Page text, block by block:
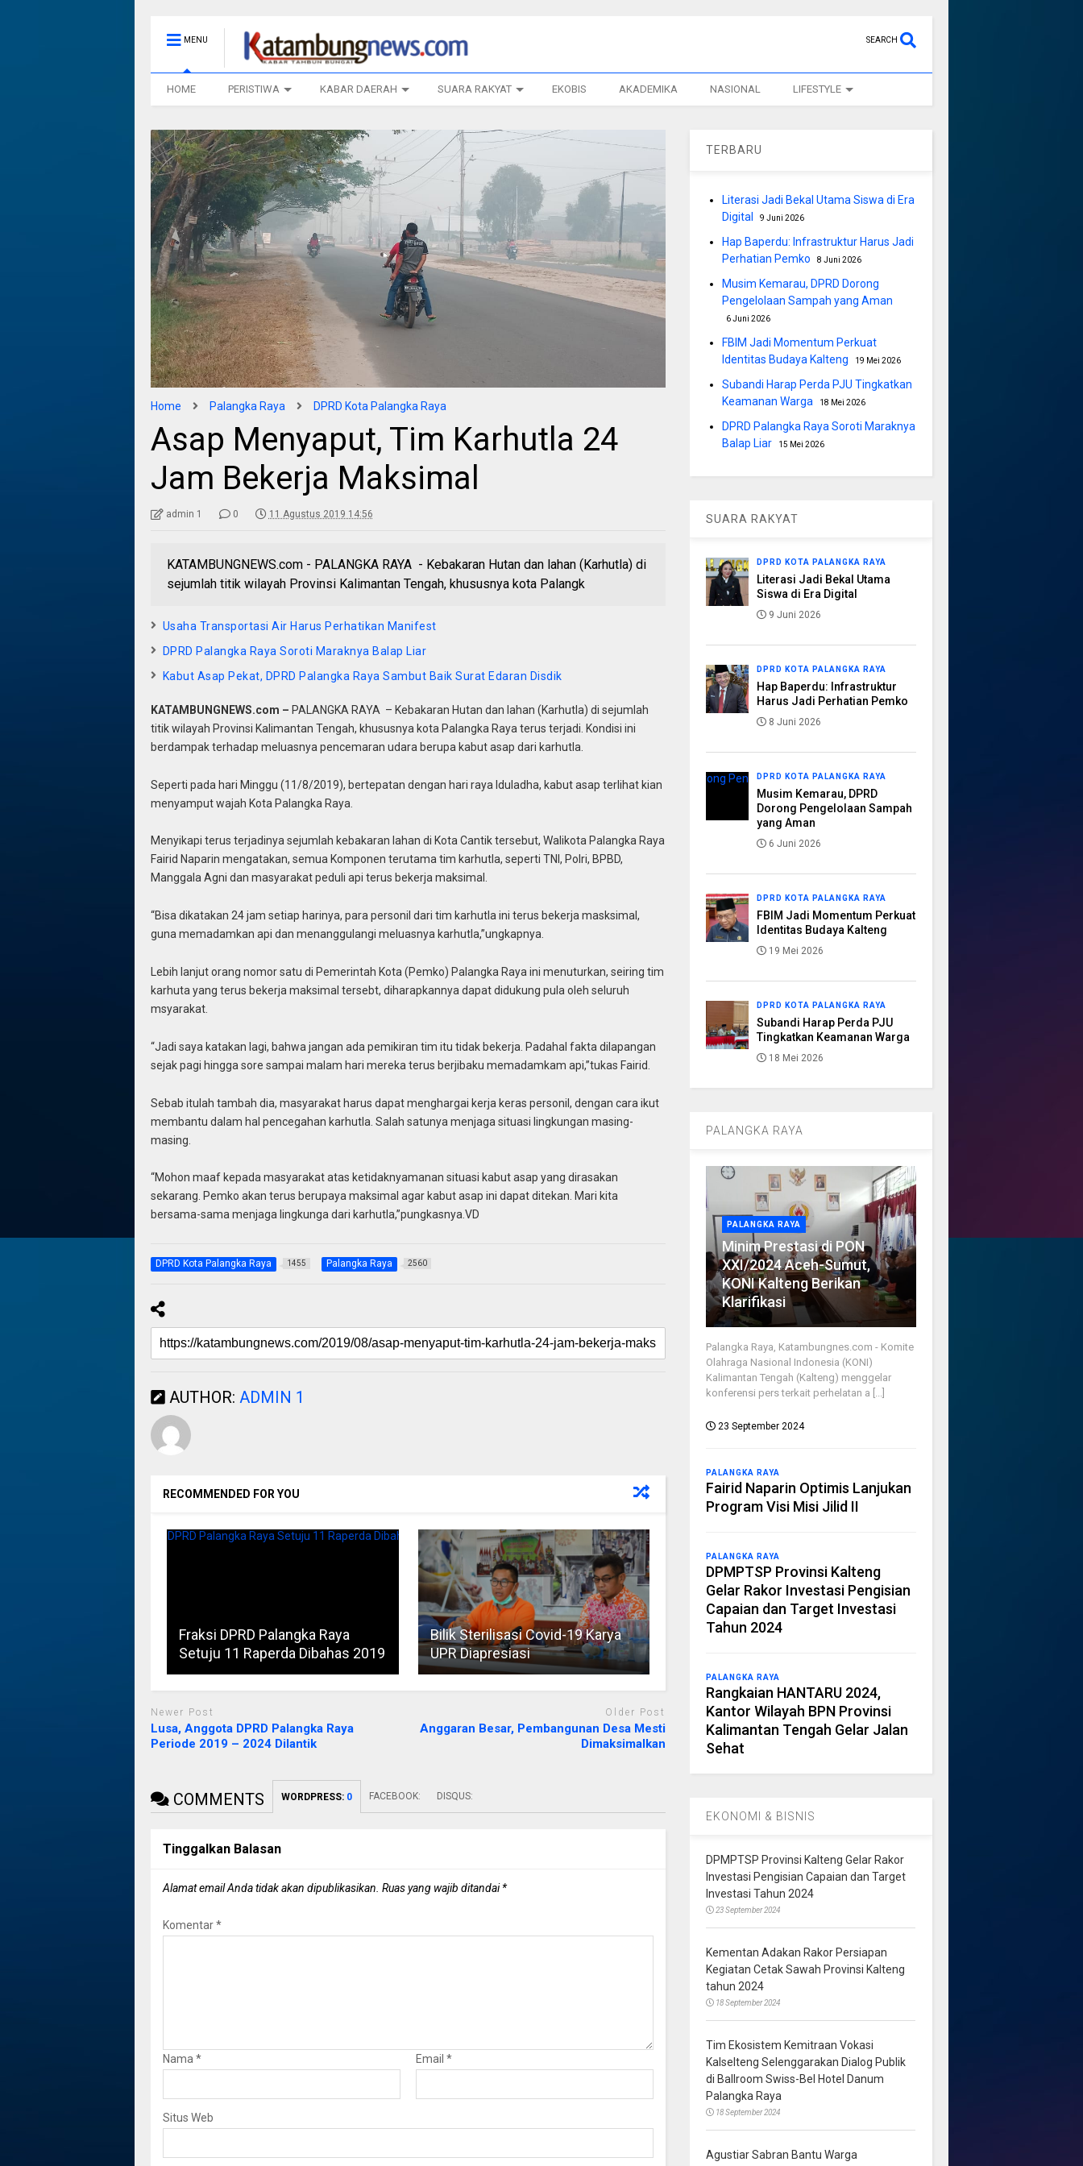
MENU SEARCH
HOME PERISTIWA KABAR DAERAH SUARA RAKYAT EKOBIS AKADEMIKA NASIONAL LIFESTYLE
Home Palangka Raya DPRD Kota Palangka Raya
Asap Menyaput, Tim Karhutla 24
Jam Bekerja Maksimal
admin 1 0 11 Agustus 2019 14:56
KATAMBUNGNEWS.com - PALANGKA RAYA - Kebakaran Hutan dan lahan (Karhutla) di
sejumlah titik wilayah Provinsi Kalimantan Tengah, khususnya kota Palangk
Usaha Transportasi Air Harus Perhatikan Manifest
DPRD Palangka Raya Soroti Maraknya Balap Liar
Kabut Asap Pekat, DPRD Palangka Raya Sambut Baik Surat Edaran Disdik
KATAMBUNGNEWS.com – PALANGKA RAYA – Kebakaran Hutan dan lahan (Karhutla) di sejumlah
titik wilayah Provinsi Kalimantan Tengah, khususnya kota Palangka Raya terus terjadi. Kondisi ini
berdampak terhadap meluasnya pencemaran udara berupa kabut asap dari karhutla.
Seperti pada hari Minggu (11/8/2019), bertepatan dengan hari raya Iduladha, kabut asap terlihat kian
menyamput wajah Kota Palangka Raya.
Menyikapi terus terjadinya sejumlah kebakaran lahan di Kota Cantik tersebut, Walikota Palangka Raya
Fairid Naparin mengatakan, semua Komponen terutama tim karhutla, seperti TNI, Polri, BPBD,
Manggala Agni dan masyarakat peduli api terus bekerja maksimal.
“Bisa dikatakan 24 jam setiap harinya, para personil dari tim karhutla ini terus bekerja masksimal,
guna memadamkan api dan menanggulangi meluasnya karhutla,”ungkapnya.
Lebih lanjut orang nomor satu di Pemerintah Kota (Pemko) Palangka Raya ini menuturkan, seiring tim
karhuta yang terus bekerja maksimal tersebt, diharapkannya dapat didukung pula oleh seluruh
msyarakat.
“Jadi saya katakan lagi, bahwa jangan ada pemikiran tim itu tidak bekerja. Padahal fakta dilapangan
sejak pagi hingga sore sampai malam hari mereka terus berjibaku memadamkam api,”tukas Fairid.
Sebab itulah tambah dia, masyarakat harus dapat menghargai kerja keras personil, dengan cara ikut
membantu dalam hal pencegahan karhutla. Salah satunya menjaga situasi lingkungan masing-
masing.
“Mohon maaf kepada masyarakat atas ketidaknyamanan situasi kabut asap yang dirasakan
sekarang. Pemko akan terus berupaya maksimal agar kabut asap ini dapat ditekan. Mari kita
bersama-sama menjaga lingkunga dari karhutla,”pungkasnya.VD
DPRD Kota Palangka Raya 1455 Palangka Raya 2560
AUTHOR: ADMIN 1
RECOMMENDED FOR YOU
Fraksi DPRD Palangka Raya
Setuju 11 Raperda Dibahas 2019
Bilik Sterilisasi Covid-19 Karya
UPR Diapresiasi
Newer Post
Lusa, Anggota DPRD Palangka Raya
Periode 2019 – 2024 Dilantik
Older Post
Anggaran Besar, Pembangunan Desa Mesti
Dimaksimalkan
COMMENTS WORDPRESS: 0 FACEBOOK: DISQUS:
Tinggalkan Balasan
Alamat email Anda tidak akan dipublikasikan. Ruas yang wajib ditandai*
Komentar*
Nama * Email *
Situs Web
TERBARU
Literasi Jadi Bekal Utama Siswa di Era
Digital
9 Juni 2026
Hap Baperdu: Infrastruktur Harus Jadi
Perhatian Pemko
8 Juni 2026
Musim Kemarau, DPRD Dorong
Pengelolaan Sampah yang Aman
6 Juni 2026
FBIM Jadi Momentum Perkuat
Identitas Budaya Kalteng
19 Mei 2026
Subandi Harap Perda PJU Tingkatkan
Keamanan Warga
18 Mei 2026
DPRD Palangka Raya Soroti Maraknya
Balap Liar
15 Mei 2026
SUARA RAKYAT
DPRD KOTA PALANGKA RAYA
Literasi Jadi Bekal Utama
Siswa di Era Digital
9 Juni 2026
DPRD KOTA PALANGKA RAYA
Hap Baperdu: Infrastruktur
Harus Jadi Perhatian Pemko
8 Juni 2026
DPRD KOTA PALANGKA RAYA
Musim Kemarau, DPRD
Dorong Pengelolaan Sampah
yang Aman
6 Juni 2026
DPRD KOTA PALANGKA RAYA
FBIM Jadi Momentum Perkuat
Identitas Budaya Kalteng
19 Mei 2026
DPRD KOTA PALANGKA RAYA
Subandi Harap Perda PJU
Tingkatkan Keamanan Warga
18 Mei 2026
PALANGKA RAYA
PALANGKA RAYA
Minim Prestasi di PON
XXI/2024 Aceh-Sumut,
KONI Kalteng Berikan
Klarifikasi
Palangka Raya, Katambungnes.com - Komite
Olahraga Nasional Indonesia (KONI)
Kalimantan Tengah (Kalteng) menggelar
konferensi pers terkait perhelatan a [...]
23 September 2024
PALANGKA RAYA
Fairid Naparin Optimis Lanjukan
Program Visi Misi Jilid II
PALANGKA RAYA
DPMPTSP Provinsi Kalteng
Gelar Rakor Investasi Pengisian
Capaian dan Target Investasi
Tahun 2024
PALANGKA RAYA
Rangkaian HANTARU 2024,
Kantor Wilayah BPN Provinsi
Kalimantan Tengah Gelar Jalan
Sehat
EKONOMI & BISNIS
DPMPTSP Provinsi Kalteng Gelar Rakor
Investasi Pengisian Capaian dan Target
Investasi Tahun 2024
23 September 2024
Kementan Adakan Rakor Persiapan
Kegiatan Cetak Sawah Provinsi Kalteng
tahun 2024
18 September 2024
Tim Ekosistem Kemitraan Vokasi
Kalselteng Selenggarakan Dialog Publik
di Ballroom Swiss-Bel Hotel Danum
Palangka Raya
18 September 2024
Agustiar Sabran Bantu Warga